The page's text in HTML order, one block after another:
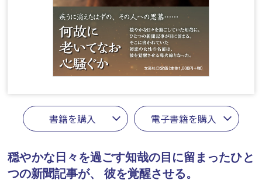
書籍を購入 電子書籍を購入
穏やかな日々を過ごす知哉の目に留まったひと
つの新聞記事が、
彼を覚醒させる。